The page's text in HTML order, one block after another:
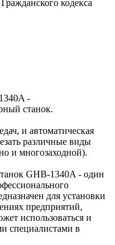
кодекса
-
станок.
и автоматическая
различные виды
и многозаходной).
GHB-1340A - один
для установки
предприятий,
использоваться и
специалистами в